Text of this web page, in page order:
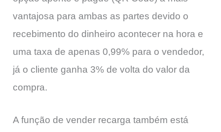
vantajosa para ambas as partes devido o
recebimento do dinheiro acontecer na hora e
uma taxa de apenas 0,99% para o vendedor,
já o cliente ganha 3% de volta do valor da
compra.
A função de vender recarga também está